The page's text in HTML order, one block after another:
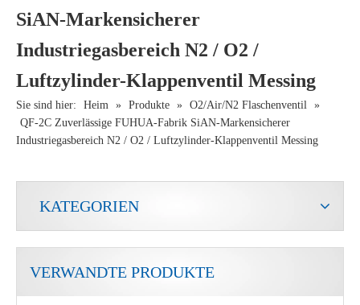
SiAN-Markensicherer
Industriegasbereich N2 / O2 /
Luftzylinder-Klappenventil Messing
Sie sind hier: Heim » Produkte » O2/Air/N2 Flaschenventil »
QF-2C Zuverlässige FUHUA-Fabrik SiAN-Markensicherer
Industriegasbereich N2 / O2 / Luftzylinder-Klappenventil Messing
KATEGORIEN
VERWANDTE PRODUKTE
Tragbares LPG-Ventil für Camping aus Kupfer